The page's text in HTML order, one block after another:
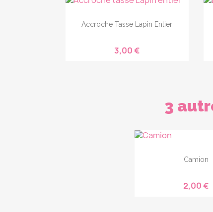
Accroche Tasse Lapin Entier
3,00 €
3
Camion
2,00 €